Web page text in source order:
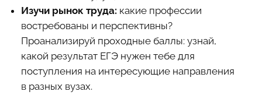
Изучи рынок труда: какие профессии
востребованы и перспективны?
Проанализируй проходные баллы: узнай,
какой результат ЕГЭ нужен тебе для
поступления на интересующие направления
в разных вузах.